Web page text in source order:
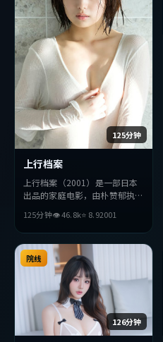
125分钟
上行档案
上行档案（2001）是一部日本
出品的家庭电影，由朴赞郁执
演。影片在叙事与视听上力求突
破，探讨人性与抉择，节奏张弛
有度，适合喜欢该类型的观众完
整观看。
125分钟👁46.8k⭐ 8.92001
126分钟
院线